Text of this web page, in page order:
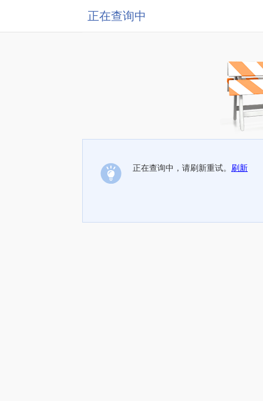
正在查询中
正在查询中，请刷新重试。 刷新